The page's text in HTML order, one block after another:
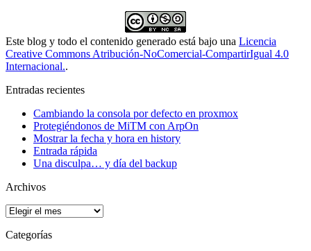
Este blog y todo el contenido generado está bajo una Licencia
Creative Commons Atribución-NoComercial-CompartirIgual 4.0
Internacional..
Entradas recientes
Cambiando la consola por defecto en proxmox
Protegiéndonos de MiTM con ArpOn
Mostrar la fecha y hora en history
Entrada rápida
Una disculpa… y día del backup
Archivos
Archivos
Categorías